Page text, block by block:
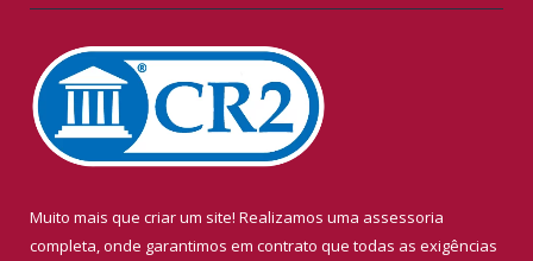
Muito mais que criar um site! Realizamos uma assessoria
completa, onde garantimos em contrato que todas as exigências